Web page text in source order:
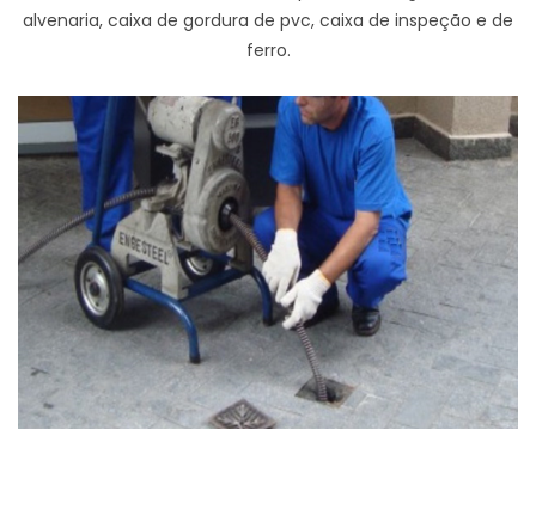
alvenaria, caixa de gordura de pvc, caixa de inspeção e de
ferro.